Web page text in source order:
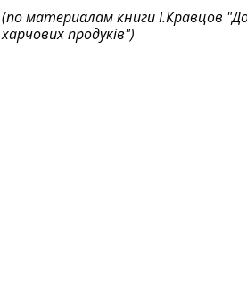
(по материалам книгиІ.Кравцов
харчових продуків")